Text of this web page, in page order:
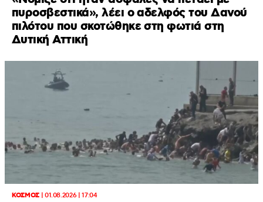
πυροσβεστικά», λέει ο αδελφός του Δανού
πιλότου που σκοτώθηκε στη φωτιά στη
Δυτική Αττική
ΚΟΣΜΟΣ| 01.08.2026 | 17:04